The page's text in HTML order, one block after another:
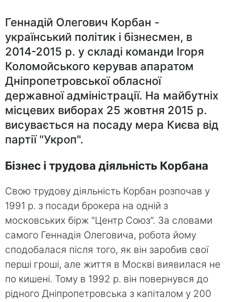
Геннадій Олегович Корбан -
український політик і бізнесмен, в
2014-2015 р. у складі команди Ігоря
Коломойського керував апаратом
Дніпропетровської обласної
державної адміністрації. На майбутніх
місцевих виборах 25 жовтня 2015 р.
висувається на посаду мера Києва від
партії "Укроп".
Бізнес і трудова діяльність Корбана
Свою трудову діяльність Корбан розпочав у
1991 р. з посади брокера на одній з
московських бірж "Центр Союз". За словами
самого Геннадія Олеговича, робота йому
сподобалася після того, як він заробив свої
перші гроші, але життя в Москві виявилася не
по кишені. Тому в 1992 р. він повернувся до
рідного Дніпропетровська з капіталом у 200